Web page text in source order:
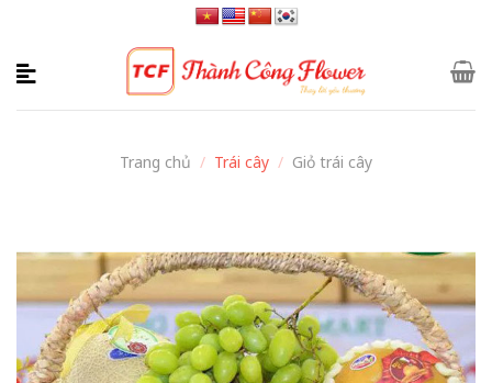
content
Trang chủ / Trái cây / Giỏ trái cây